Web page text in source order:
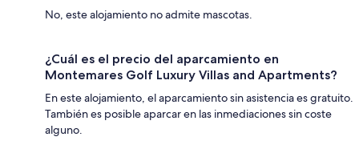
No, este alojamiento no admite mascotas.
¿Cuál es el precio del aparcamiento en
Montemares Golf Luxury Villas and Apartments?
En este alojamiento, el aparcamiento sin asistencia es gratuito.
También es posible aparcar en las inmediaciones sin coste
alguno.